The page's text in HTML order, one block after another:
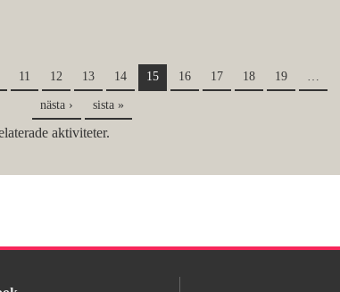
11 12 13 14 15 16 17 18 19
nästa › sista »
aktiviteter.